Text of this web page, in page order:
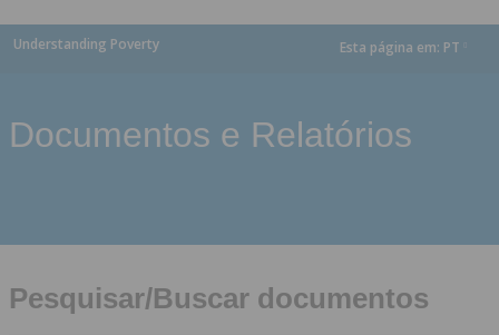
Understanding Poverty Esta página em: PT
Documentos e Relatórios
Pesquisar/Buscar documentos